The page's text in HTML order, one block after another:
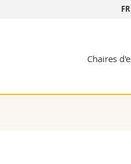
Chercheurs
FR
Chaires